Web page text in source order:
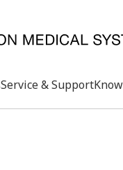
Service & Support